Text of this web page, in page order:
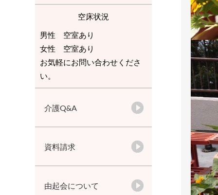
空床状況
男性 空室あり
女性 空室あり
お気軽にお問い合わせくださ
い。
介護Q&A
資料請求
由起会について